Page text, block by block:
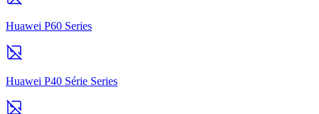
Huawei P60 Series
Huawei P40 Série Series